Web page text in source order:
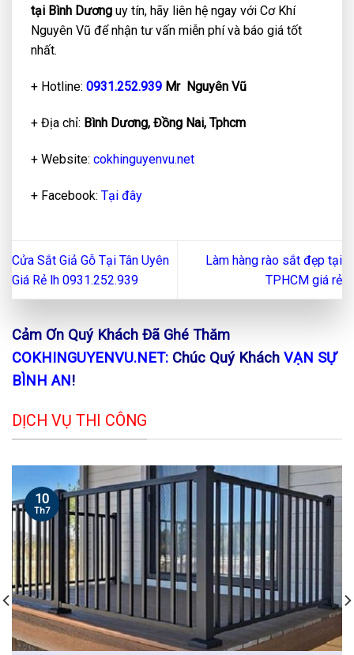
tại Bình Dương uy tín, hãy liên hệ ngay với Cơ Khí
Nguyên Vũ để nhận tư vấn miễn phí và báo giá tốt
nhất.
+ Hotline: 0931.252.939 Mr Nguyên Vũ
+ Địa chỉ: Bình Dương, Đồng Nai, Tphcm
+ Website: cokhinguyenvu.net
+ Facebook: Tại đây
Cửa Sắt Giả Gỗ Tại Tân Uyên
Giá Rẻ lh 0931.252.939
Làm hàng rào sắt đẹp tại
TPHCM giá rẻ
Cảm Ơn Quý Khách Đã Ghé Thăm
COKHINGUYENVU.NET: Chúc Quý Khách VẠN SỰ
BÌNH AN!
DỊCH VỤ THI CÔNG
10
Th7